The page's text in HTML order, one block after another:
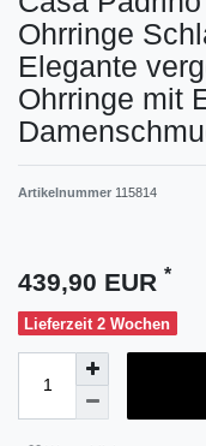
Ohrringe
Elegante
Ohrringe mit
Artikelnummer 115814
439,90 EUR *
Lieferzeit 2 Wochen